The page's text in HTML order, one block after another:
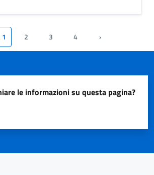
1 2 3 4 Pagina successiva
›
le informazioni su questa pagina?